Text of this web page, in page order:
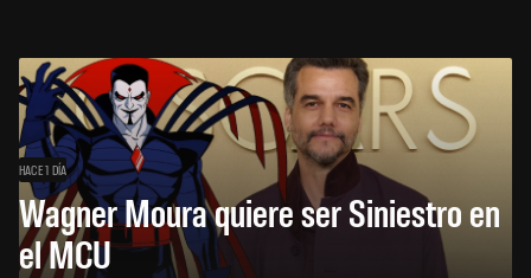
HACE 1 DÍA
Wagner Moura quiere ser Siniestro en
el MCU